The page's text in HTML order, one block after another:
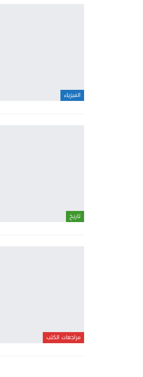
الفيزياء
تاريخ
مراجعات الكتب